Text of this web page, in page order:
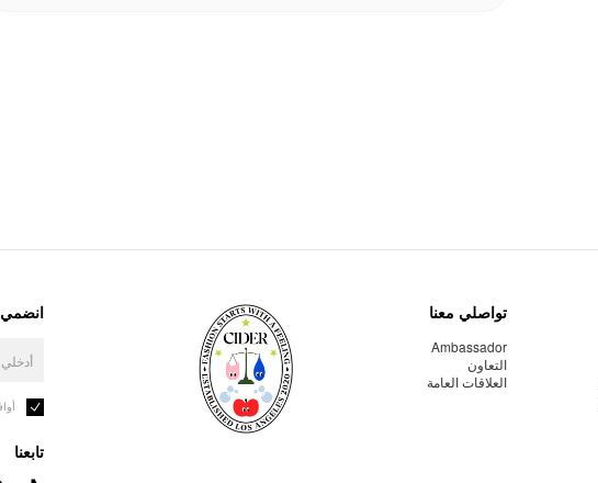
تواصلي معنا
Ambassador
التعاون
العلاقات العامة
انضمي
تابعنا